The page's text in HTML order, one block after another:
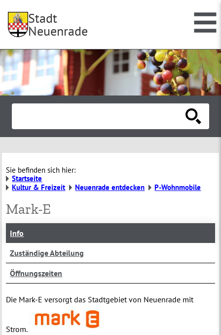
Stadt
Neuenrade
Sie befinden sich hier:
Startseite
Kultur & Freizeit
Neuenrade entdecken P-Wohnmobile
Mark-E
Info
Zuständige Abteilung
Öffnungszeiten
Die Mark-E versorgt das Stadtgebiet von Neuenrade mit
Strom.